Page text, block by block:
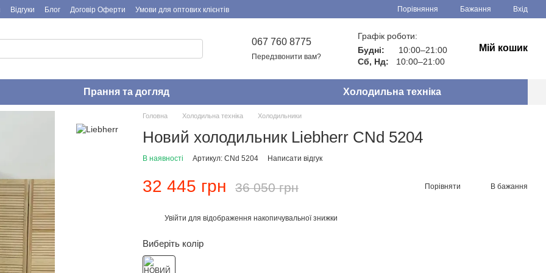
Відгуки Блог Договір Оферти Умови для оптових клієнтів Порівняння Бажання Вхід
067 760 8775
Передзвонити вам?
Графік роботи:
Будні:
10:00–21:00
Сб, Нд:
10:00–21:00
Мій кошик
Прання та догляд Холодильна техніка
Головна Холодильна техніка Холодильники
Новий холодильник Liebherr CNd 5204
В наявності Артикул: CNd 5204 Написати відгук
32 445 грн 36 050 грн Порівняти В бажання
Увійти для відображення накопичувальної знижки
Виберіть колір